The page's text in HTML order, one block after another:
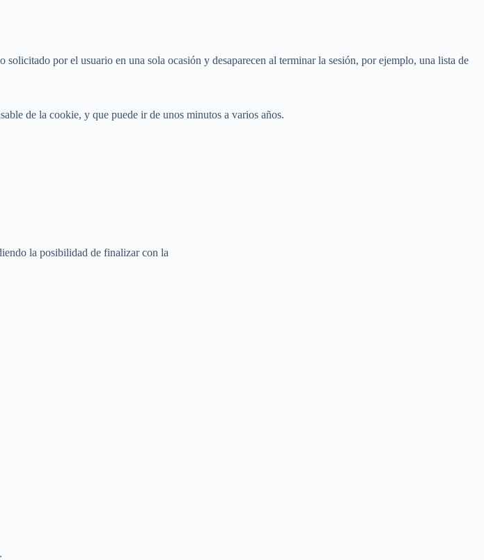
por el usuario en una sola ocasión y desaparecen al terminar la sesión, por ejemplo, una lista de
de la cookie, y que puede ir de unos minutos a varios años.
la posibilidad de finalizar con la